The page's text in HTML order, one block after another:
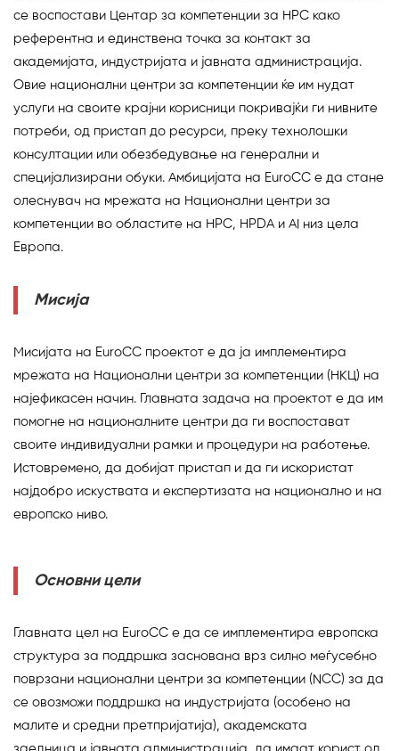
се воспостави Центар за компетенции за HPC како
референтна и единствена точка за контакт за
академијата, индустријата и јавната администрација.
Овие национални центри за компетенции ќе им нудат
услуги на своите крајни корисници покривајќи ги нивните
потреби, од пристап до ресурси, преку технолошки
консултации или обезбедување на генерални и
специјализирани обуки. Амбицијата на EuroCC е да стане
олеснувач на мрежата на Национални центри за
компетенции во областите на HPC, HPDA и AI низ цела
Европа.
Мисија
Мисијата на EuroCC проектот е да ја имплементира
мрежата на Национални центри за компетенции (НКЦ) на
најефикасен начин. Главната задача на проектот е да им
помогне на националните центри да ги воспостават
своите индивидуални рамки и процедури на работење.
Истовремено, да добијат пристап и да ги искористат
најдобро искуствата и експертизата на национално и на
европско ниво.
Основни цели
Главната цел на EuroCC е да се имплементира европска
структура за поддршка заснована врз силно меѓусебно
поврзани национални центри за компетенции (NCC) за да
се овозможи поддршка на индустријата (особено на
малите и средни претпријатија), академската
заедница и јавната администрација да имаат корист од